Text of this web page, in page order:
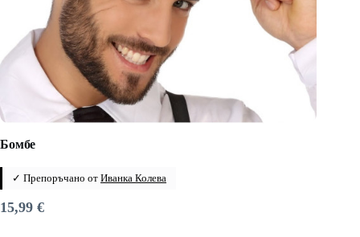
Бомбе
✓ Препоръчано от Иванка Колева
15,99 €